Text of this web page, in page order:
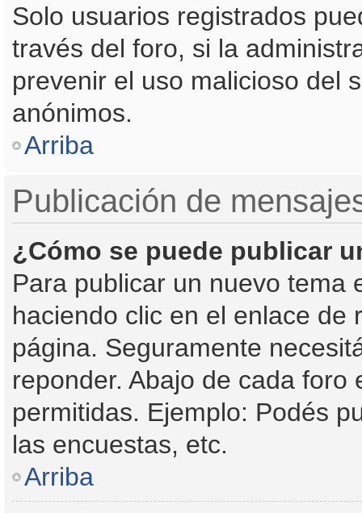
Solo usuarios registrados
través del foro, si la
prevenir el uso malicioso del
anónimos.
Arriba
Publicación de
¿Cómo se puede publicar
Para publicar un nuevo tema
haciendo clic en el enlace de
página. Seguramente
reponder. Abajo de cada
permitidas. Ejemplo: Podés
las encuestas, etc.
Arriba